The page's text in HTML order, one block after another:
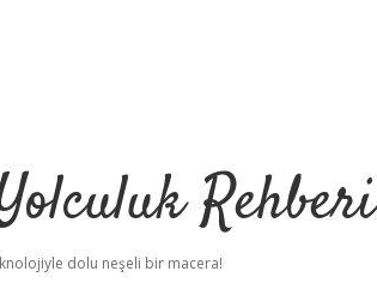
Rehberi
dolu neşeli bir macera!